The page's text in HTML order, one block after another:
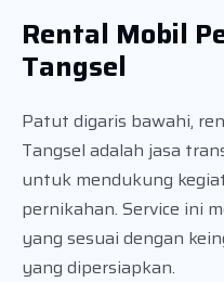
Rental Mobil
Tangsel
Patut digaris bawahi,
Tangsel adalah jasa
untuk mendukung
pernikahan. Service ini
yang sesuai dengan
yang dipersiapkan.